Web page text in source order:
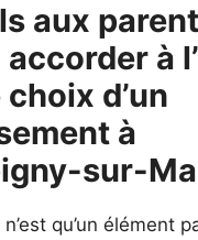
aux
à
d’un
à
sur-
qu’un élément